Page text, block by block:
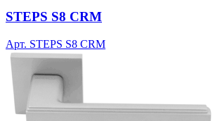
STEPS S8 CRM
Арт. STEPS S8 CRM